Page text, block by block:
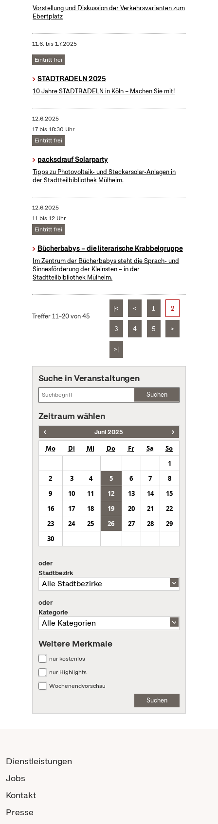
Vorstellung und Diskussion der Verkehrsvarianten zum
Ebertplatz
11.6. bis1.7.2025
Eintritt frei
STADTRADELN 2025
10 Jahre STADTRADELN in Köln – Machen Sie mit!
12.6.2025
17 bis 18:30 Uhr
Eintritt frei
packsdrauf Solarparty
Tipps zu Photovoltaik- und Steckersolar-Anlagen in
der Stadtteilbibliothek Mülheim.
12.6.2025
11 bis 12 Uhr
Eintritt frei
Bücherbabys – die literarische Krabbelgruppe
Im Zentrum der Bücherbabys steht die Sprach- und
Sinnesförderung der Kleinsten – in der
Stadtteilbibliothek Mülheim.
Treffer 11–20 von 45
|< < 1 2
3 4 5 >
>|
Suche in Veranstaltungen
Suchen
Zeitraum wählen
Juni 2025
Mo Di Mi Do Fr Sa
So
1
2
3 4 5 6 7
8
9
10 11 12 13 14
15
16
17 18 19 20 21
22
23
24 25 26 27 28
29
30
oder
Stadtbezirk
oder
Kategorie
Weitere Merkmale
nur kostenlos
nur Highlights
Wochenendvorschau
Suchen
Dienstleistungen
Jobs
Kontakt
Presse